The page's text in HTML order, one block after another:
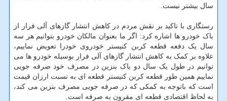
سال بیشتر نیست.
رستگاری با تاکید بر نقش مردم در کاهش انتشار گازهای آلی فرار از
باک خودرو ها اشاره کرد: اگر ما بعنوان مالکان خودرو بتوانیم هر سه
سال یک دفعه قطعه کربن کنیستر خودروی خودرا تعویض نماییم،
علاوه بر کمک به کاهش انتشار گازهای آلی فرار بوسیله خودرو ها می
توانیم در طول یک سال دو باک بنزین در مصرف خود صرفه جویی
نماییم همین طور قطعه کربن کنیستر قطعه ای به نسبت ارزان قیمت
است که باتوجه به کمکی که در صرفه جویی مصرف بنزین می کند،
به لحاظ اقتصادی قطعه ای مقرون به صرفه است.